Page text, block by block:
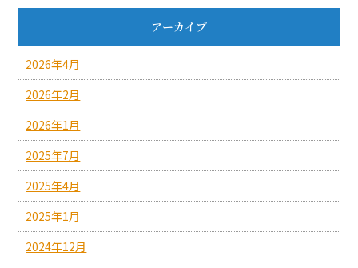
アーカイブ
2026年4月
2026年2月
2026年1月
2025年7月
2025年4月
2025年1月
2024年12月